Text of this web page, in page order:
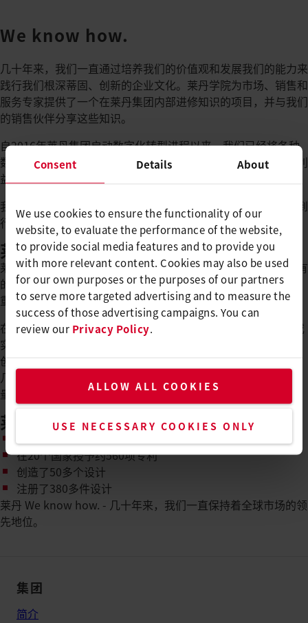
Consent Details About
We use cookies to ensure the functionality of our
website, to evaluate the performance of the website,
to provide social media features and to provide you
with more relevant content. Cookies may also be used
for our own purposes or the purposes of our partners
to serve more targeted advertising and to measure the
success of those advertising campaigns. You can
review our Privacy Policy
ALLOW ALL COOKIES
USE NECESSARY COOKIES ONLY
We know how.
几十年来，我们一直通过培养我们的价值观和发展我们的能力来
践行我们根深蒂固、创新的企业文化。莱丹学院为市场、销售和
服务专家提供了一个在莱丹集团内部进修知识的项目，并与我们
的销售伙伴分享这些知识。
自2016年莱丹集团启动数字化转型进程以来，我们已经将各种
数字化技术应用于我们的产品和服务，从而为客户提供更大的利
益。
我们通过全球流程管理，确保在国内企业中符合莱丹标准，达到
行业最高的质量领先标准。
莱丹的专利和设计
莱丹的工程师与产品经理和产品设计师紧密合作，不断开发现有
的莱丹和Axetris产品系列。
重点是来自不同行业部门的全球客户的需求。
在几十年的研究和开发经验中，大约有140项发明产生了专利或
实用新型。已经有560多项国家化专利被授予。
创作了50多件设计，结果有380多件设计被注册。
几十年来，Leister一直在全球范围内制定标准，并被视为质
量、用户友好性和创新的基准。
莱丹专利和设计的数字
在20个国家授予约560项专利
创造了50多个设计
注册了380多件设计
莱丹 We know how. - 几十年来，我们一直保持着全球市场的领
先地位。
集团
简介